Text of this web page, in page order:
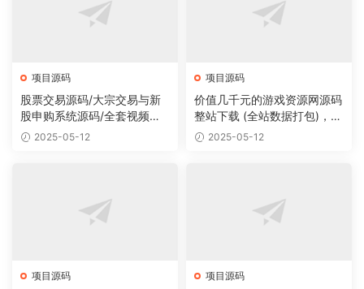
项目源码
股票交易源码/大宗交易与新
股申购系统源码/全套视频教
程 2025-05-12
项目源码
价值几千元的游戏资源网源码
整站下载 (全站数据打包)，数
据里面有200多个宝贝。
2025-05-12
项目源码 项目源码